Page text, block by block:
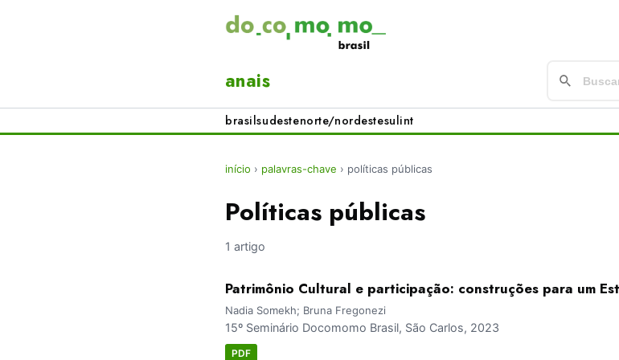
anais
brasilsudestenorte/nordestesulint
início › palavras-chave › políticas públicas
Políticas públicas
1 artigo
Patrimônio Cultural e participação: construções para um
Nadia Somekh; Bruna Fregonezi
15º Seminário Docomomo Brasil, São Carlos, 2023
PDF